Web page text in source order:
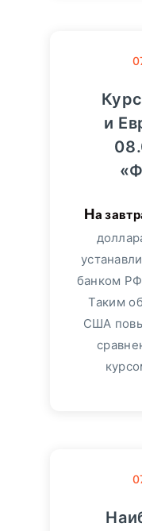
и
На завтра, 08.08.2026 г., курс
банком
Таким
США